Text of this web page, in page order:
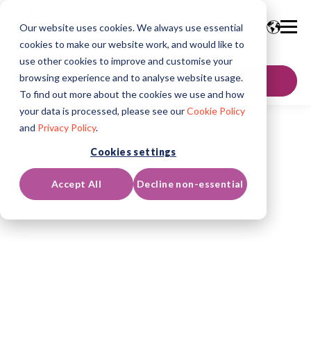
Our website uses cookies. We always use essential
cookies to make our website work, and would like to
use other cookies to improve and customise your
browsing experience and to analyse website usage.
To find out more about the cookies we use and how
your data is processed, please see ourCookie Policy
and Privacy Policy.
Cookies settings
Accept All Decline non-essential
聯絡我們